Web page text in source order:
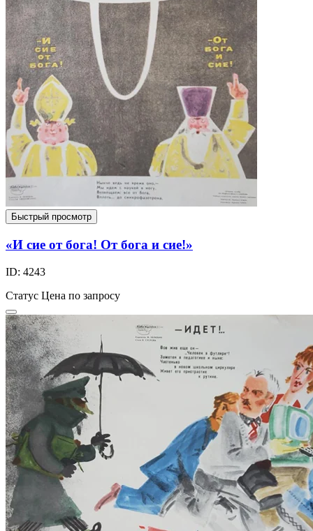
Быстрый просмотр
«И сие от бога! От бога и сие!»
ID: 4243
Статус Цена по запросу